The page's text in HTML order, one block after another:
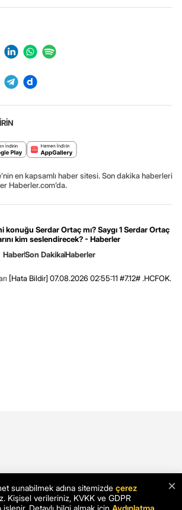
en kapsamlı haber sitesi. Son dakika haberleri
Haberler.com’da.
konuğu Serdar Ortaç mı? Saygı 1 Serdar Ortaç
kim seslendirecek? - Haberler
HaberSon DakikaHaberler
[Hata Bildir] 07.08.2026 02:55:11 #7.12# .HCFOK.
×
sunabilmek adına sitemizde çerez
Kişisel verileriniz, KVKK ve GDPR
işlenir. Detaylı bilgi almak için Aydınlatma